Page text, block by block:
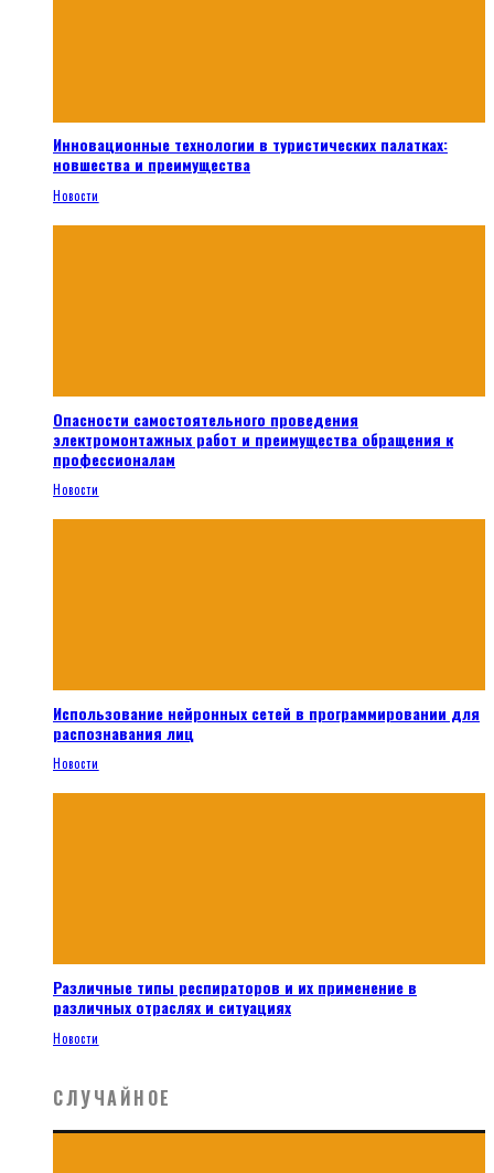
Инновационные технологии в туристических палатках:
новшества и преимущества
Новости
Опасности самостоятельного проведения
электромонтажных работ и преимущества обращения к
профессионалам
Новости
Использование нейронных сетей в программировании для
распознавания лиц
Новости
Различные типы респираторов и их применение в
различных отраслях и ситуациях
Новости
СЛУЧАЙНОЕ